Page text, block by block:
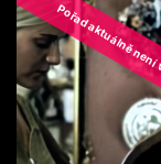
Pořad aktuálně